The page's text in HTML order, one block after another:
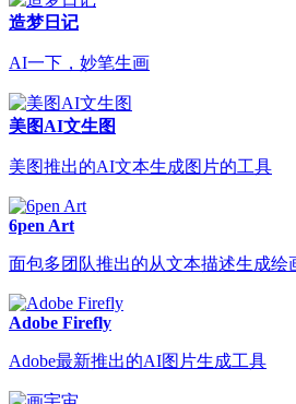
造梦日记
AI一下，妙笔生画
美图AI文生图
美图推出的AI文本生成图片的工具
6pen Art
面包多团队推出的从文本描述生成绘
Adobe Firefly
Adobe最新推出的AI图片生成工具